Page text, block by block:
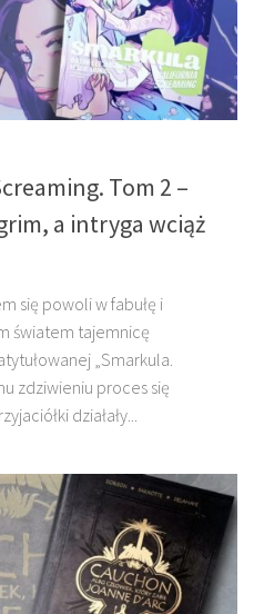
Tom 2 –
a intryga wciąż
się powoli w fabułę i
światem tajemnicę
„Smarkula.
zdziwieniu proces się
działały...